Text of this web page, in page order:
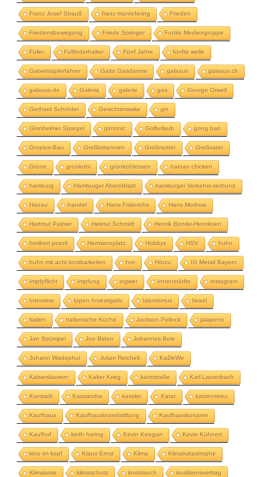
Franz Josef Strauß franz müntefering Frieden
Friedensbewegung Friede Springer Funke Mediengruppe
Füller Füllfederhalter Fünf Jahre fünfte welle
Gabelstaplerfahrer Gaito Gasdanow galaxus galaxus.ch
galaxus.de Galeria galerie gas George Orwell
Gerhard Schröder Gesichtsmaske gin
Ginnheimer Spargel gintonic Golfurlaub gong bao
Gropius-Bau Großbritannien Großmutter Großvater
Grüne grünkohl grünkohlessen hainan chicken
hamburg Hamburger Abendblatt hamburger Verkehrs-verbund
Hanau handel Hans Friderichs Hans Modrow
Hartmut Palmer Helmut Schmidt Henrik Bonde-Henriksen
heribert prantl Hermannplatz Hobbys HSV huhn
huhn mit acht kostbarkeiten hvv Hörzu IG Metall Bayern
Impfpflicht Impfung ingwer Innenstädte instagram
Interview Ippen Investigativ Islamismus Israel
Italien Italienische Küche Jackson Pollock jalapeno
Jan Strümpel Joe Biden Johannes Boie
Johann Wadephul Julian Reichelt KaDeWe
Kaiserslautern Kalter Krieg kantstraße Karl Lauterbach
Karstadt Kassandra kassler Katar katzenstreu
Kaufhaus Kaufhausbrandstiftung Kaufhauskonzern
Kaufhof keith haring Kevin Keegan Kevin Kühnert
kino im kopf Klaus Ernst Klima Klimakatastrophe
Klimakrise klimaschutz knoblauch koalitionsvertrag